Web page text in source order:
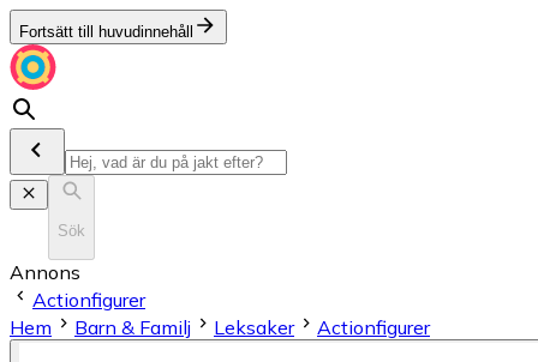
Fortsätt till huvudinnehåll
Sök
Annons
Actionfigurer
Hem
Barn & Familj Leksaker Actionfigurer